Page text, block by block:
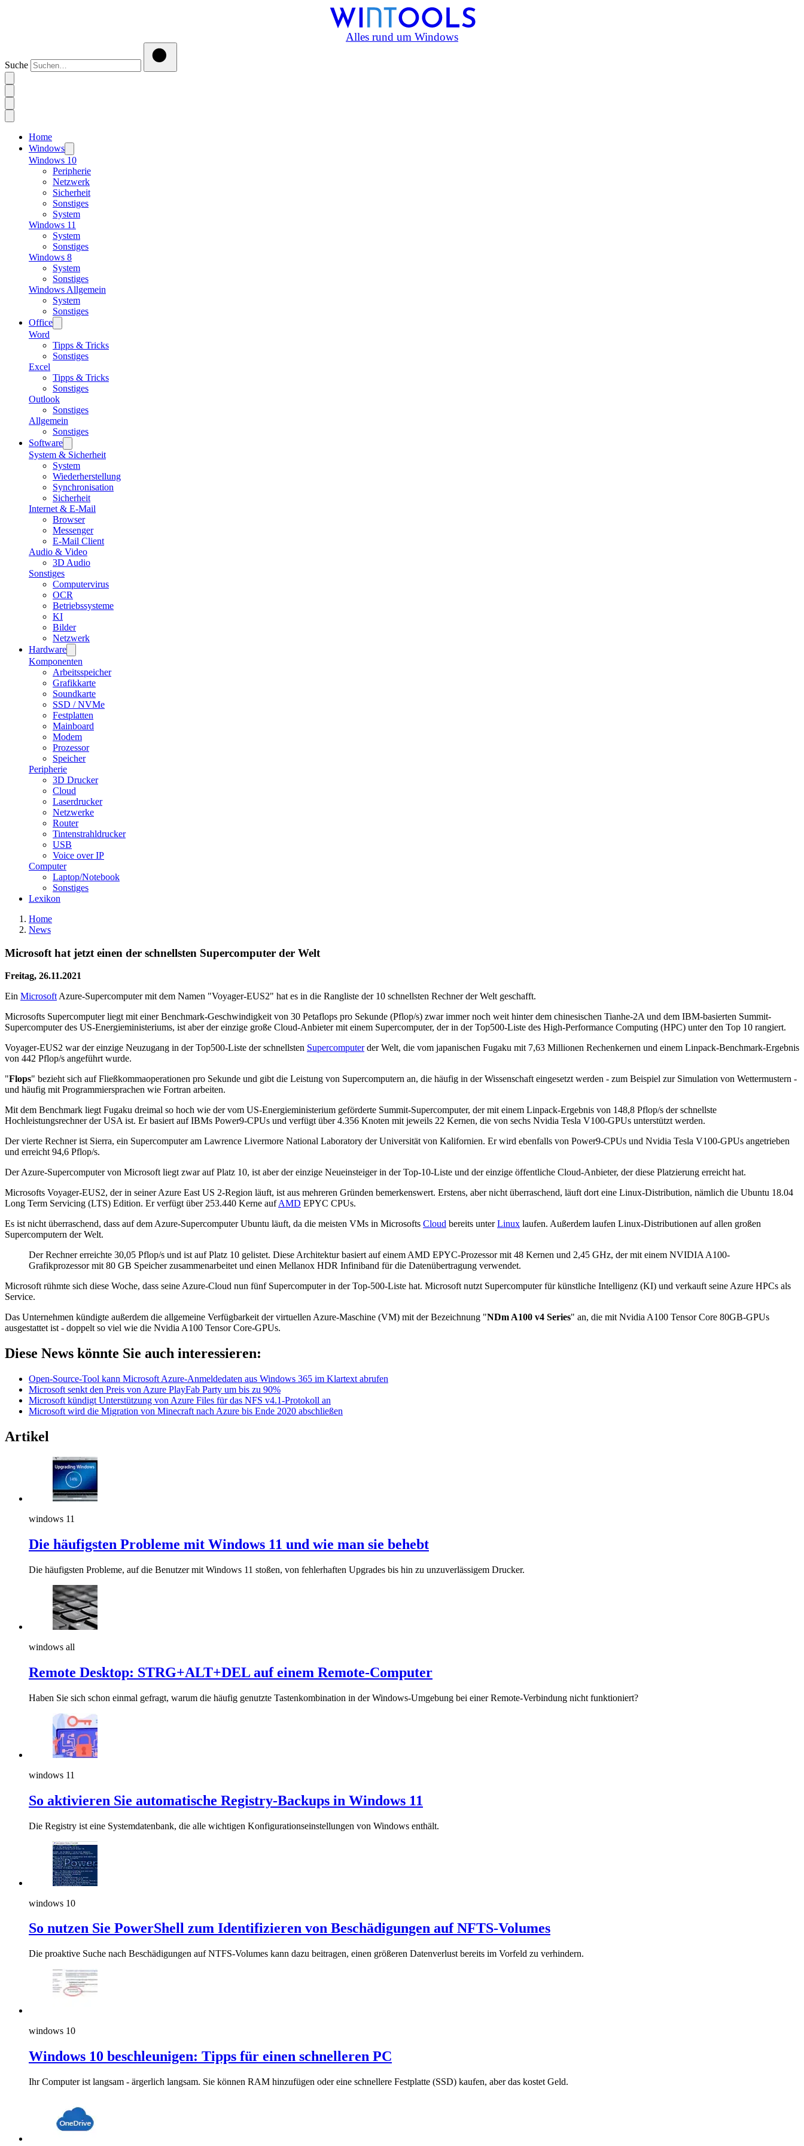
Alles rund um Windows
Suche
Home
Windows
Windows 10
Peripherie
Netzwerk
Sicherheit
Sonstiges
System
Windows 11
System
Sonstiges
Windows 8
System
Sonstiges
Windows Allgemein
System
Sonstiges
Office
Word
Tipps & Tricks
Sonstiges
Excel
Tipps & Tricks
Sonstiges
Outlook
Sonstiges
Allgemein
Sonstiges
Software
System & Sicherheit
System
Wiederherstellung
Synchronisation
Sicherheit
Internet & E-Mail
Browser
Messenger
E-Mail Client
Audio & Video
3D Audio
Sonstiges
Computervirus
OCR
Betriebssysteme
KI
Bilder
Netzwerk
Hardware
Komponenten
Arbeitsspeicher
Grafikkarte
Soundkarte
SSD / NVMe
Festplatten
Mainboard
Modem
Prozessor
Speicher
Peripherie
3D Drucker
Cloud
Laserdrucker
Netzwerke
Router
Tintenstrahldrucker
USB
Voice over IP
Computer
Laptop/Notebook
Sonstiges
Lexikon
Home
News
Microsoft hat jetzt einen der schnellsten Supercomputer der Welt
Freitag, 26.11.2021
Ein MicrosoftAzure-Supercomputer mit dem Namen "Voyager-EUS2" hat es in die Rangliste der 10 schnellsten Rechner der Welt geschafft.
Microsofts Supercomputer liegt mit einer Benchmark-Geschwindigkeit von 30 Petaflops pro Sekunde (Pflop/s) zwar immer noch weit hinter dem chinesischen Tianhe-2A und dem IBM-basierten Summit-
Supercomputer des US-Energieministeriums, ist aber der einzige große Cloud-Anbieter mit einem Supercomputer, der in der Top500-Liste des High-Performance Computing (HPC) unter den Top 10 rangiert.
Voyager-EUS2 war der einzige Neuzugang in der Top500-Liste der schnellsten Supercomputerder Welt, die vom japanischen Fugaku mit 7,63 Millionen Rechenkernen und einem Linpack-Benchmark-Ergebnis
von 442 Pflop/s angeführt wurde.
"Flops" bezieht sich auf Fließkommaoperationen pro Sekunde und gibt die Leistung von Supercomputern an, die häufig in der Wissenschaft eingesetzt werden - zum Beispiel zur Simulation von Wettermustern -
und häufig mit Programmiersprachen wie Fortran arbeiten.
Mit dem Benchmark liegt Fugaku dreimal so hoch wie der vom US-Energieministerium geförderte Summit-Supercomputer, der mit einem Linpack-Ergebnis von 148,8 Pflop/s der schnellste
Hochleistungsrechner der USA ist. Er basiert auf IBMs Power9-CPUs und verfügt über 4.356 Knoten mit jeweils 22 Kernen, die von sechs Nvidia Tesla V100-GPUs unterstützt werden.
Der vierte Rechner ist Sierra, ein Supercomputer am Lawrence Livermore National Laboratory der Universität von Kalifornien. Er wird ebenfalls von Power9-CPUs und Nvidia Tesla V100-GPUs angetrieben
und erreicht 94,6 Pflop/s.
Der Azure-Supercomputer von Microsoft liegt zwar auf Platz 10, ist aber der einzige Neueinsteiger in der Top-10-Liste und der einzige öffentliche Cloud-Anbieter, der diese Platzierung erreicht hat.
Microsofts Voyager-EUS2, der in seiner Azure East US 2-Region läuft, ist aus mehreren Gründen bemerkenswert. Erstens, aber nicht überraschend, läuft dort eine Linux-Distribution, nämlich die Ubuntu 18.04
Long Term Servicing (LTS) Edition. Er verfügt über 253.440 Kerne aufAMD EPYC CPUs.
Es ist nicht überraschend, dass auf dem Azure-Supercomputer Ubuntu läuft, da die meisten VMs in Microsofts Cloud bereits unterLinux laufen. Außerdem laufen Linux-Distributionen auf allen großen
Supercomputern der Welt.
Der Rechner erreichte 30,05 Pflop/s und ist auf Platz 10 gelistet. Diese Architektur basiert auf einem AMD EPYC-Prozessor mit 48 Kernen und 2,45 GHz, der mit einem NVIDIA A100-
Grafikprozessor mit 80 GB Speicher zusammenarbeitet und einen Mellanox HDR Infiniband für die Datenübertragung verwendet.
Microsoft rühmte sich diese Woche, dass seine Azure-Cloud nun fünf Supercomputer in der Top-500-Liste hat. Microsoft nutzt Supercomputer für künstliche Intelligenz (KI) und verkauft seine Azure HPCs als
Service.
Das Unternehmen kündigte außerdem die allgemeine Verfügbarkeit der virtuellen Azure-Maschine (VM) mit der Bezeichnung "NDm A100 v4 Series" an, die mit Nvidia A100 Tensor Core 80GB-GPUs
ausgestattet ist - doppelt so viel wie die Nvidia A100 Tensor Core-GPUs.
Diese News könnte Sie auch interessieren:
Open-Source-Tool kann Microsoft Azure-Anmeldedaten aus Windows 365 im Klartext abrufen
Microsoft senkt den Preis von Azure PlayFab Party um bis zu 90%
Microsoft kündigt Unterstützung von Azure Files für das NFS v4.1-Protokoll an
Microsoft wird die Migration von Minecraft nach Azure bis Ende 2020 abschließen
Artikel
windows 11
Die häufigsten Probleme mit Windows 11 und wie man sie behebt
Die häufigsten Probleme, auf die Benutzer mit Windows 11 stoßen, von fehlerhaften Upgrades bis hin zu unzuverlässigem Drucker.
windows all
Remote Desktop: STRG+ALT+DEL auf einem Remote-Computer
Haben Sie sich schon einmal gefragt, warum die häufig genutzte Tastenkombination in der Windows-Umgebung bei einer Remote-Verbindung nicht funktioniert?
windows 11
So aktivieren Sie automatische Registry-Backups in Windows 11
Die Registry ist eine Systemdatenbank, die alle wichtigen Konfigurationseinstellungen von Windows enthält.
windows 10
So nutzen Sie PowerShell zum Identifizieren von Beschädigungen auf NFTS-Volumes
Die proaktive Suche nach Beschädigungen auf NTFS-Volumes kann dazu beitragen, einen größeren Datenverlust bereits im Vorfeld zu verhindern.
windows 10
Windows 10 beschleunigen: Tipps für einen schnelleren PC
Ihr Computer ist langsam - ärgerlich langsam. Sie können RAM hinzufügen oder eine schnellere Festplatte (SSD) kaufen, aber das kostet Geld.